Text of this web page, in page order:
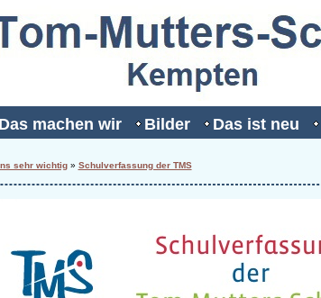
Das machen wir Bilder Das ist neu
sehr wichtig» Schulverfassung der TMS